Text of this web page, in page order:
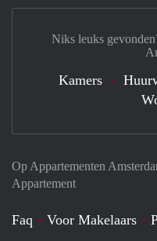
Op Appartementen
Appartement
Faq Voor Makelaars
Niks leuks
Kamers